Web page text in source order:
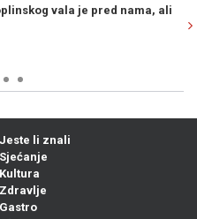
e: U BiH se nalaze dvije grupe
od...
Jeste li znali
Sjećanje
Kultura
Zdravlje
Gastro